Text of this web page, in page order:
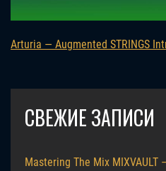
Arturia — Augmented STRINGS
СВЕЖИЕ ЗАПИСИ
Mastering The Mix MIXVAULT